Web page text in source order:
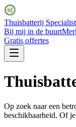
Thuisbatterij
Bij mij in de buurt
Gratis offertes
Op zoek naar een
beschikbaarheid. Of